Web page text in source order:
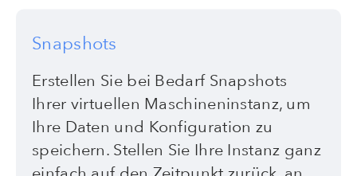
Snapshots
Erstellen Sie bei Bedarf Snapshots
Ihrer virtuellen Maschineninstanz, um
Ihre Daten und Konfiguration zu
speichern. Stellen Sie Ihre Instanz ganz
einfach auf den Zeitpunkt zurück, an